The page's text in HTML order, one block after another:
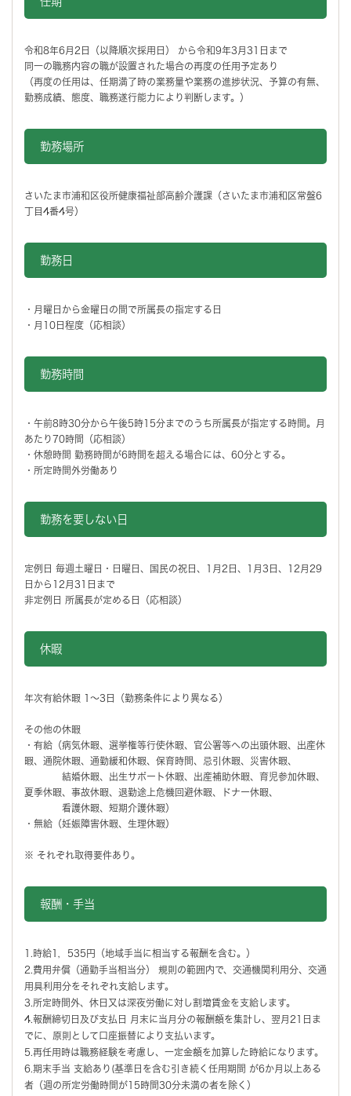
令和8年6月2日（以降順次採用日） から令和9年3月31日まで
同一の職務内容の職が設置された場合の再度の任用予定あり
（再度の任用は、任期満了時の業務量や業務の進捗状況、予算の有無、
勤務成績、態度、職務遂行能力により判断します。）
勤務場所
さいたま市浦和区役所健康福祉部高齢介護課（さいたま市浦和区常盤6
丁目4番4号）
勤務日
・月曜日から金曜日の間で所属長の指定する日
・月10日程度（応相談）
勤務時間
・午前8時30分から午後5時15分までのうち所属長が指定する時間。月
あたり70時間（応相談）
・休憩時間 勤務時間が6時間を超える場合には、60分とする。
・所定時間外労働あり
勤務を要しない日
定例日 毎週土曜日・日曜日、国民の祝日、1月2日、1月3日、12月29
日から12月31日まで
非定例日 所属長が定める日（応相談）
休暇
年次有給休暇 1～3日（勤務条件により異なる）
その他の休暇
・有給（病気休暇、選挙権等行使休暇、官公署等への出頭休暇、出産休
暇、通院休暇、通勤緩和休暇、保育時間、忌引休暇、災害休暇、
結婚休暇、出生サポート休暇、出産補助休暇、育児参加休暇、
夏季休暇、事故休暇、退勤途上危機回避休暇、ドナー休暇、
看護休暇、短期介護休暇）
・無給（妊娠障害休暇、生理休暇）
※ それぞれ取得要件あり。
報酬・手当
1.時給1，535円（地域手当に相当する報酬を含む。）
2.費用弁償（通勤手当相当分） 規則の範囲内で、交通機関利用分、交通
用具利用分をそれぞれ支給します。
3.所定時間外、休日又は深夜労働に対し割増賃金を支給します。
4.報酬締切日及び支払日 月末に当月分の報酬額を集計し、翌月21日ま
でに、原則として口座振替により支払います。
5.再任用時は職務経験を考慮し、一定金額を加算した時給になります。
6.期末手当 支給あり(基準日を含む引き続く任用期間 が6か月以上ある
者（週の所定労働時間が15時間30分未満の者を除く）